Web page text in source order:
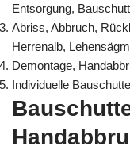
Entsorgung,
Abriss, Abbruch,
Herrenalb,
Demontage,
Individuelle